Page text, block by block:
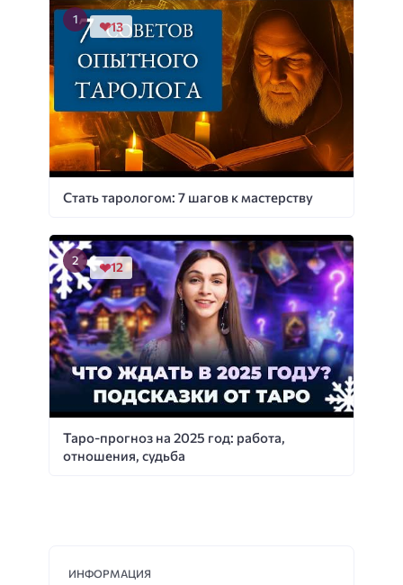
Стать тарологом: 7 шагов к мастерству
13
Таро-прогноз на 2025 год: работа,
отношения, судьба
12
ИНФОРМАЦИЯ